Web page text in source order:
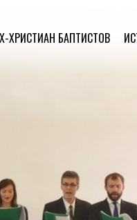
ХРИСТИАН БАПТИСТОВ